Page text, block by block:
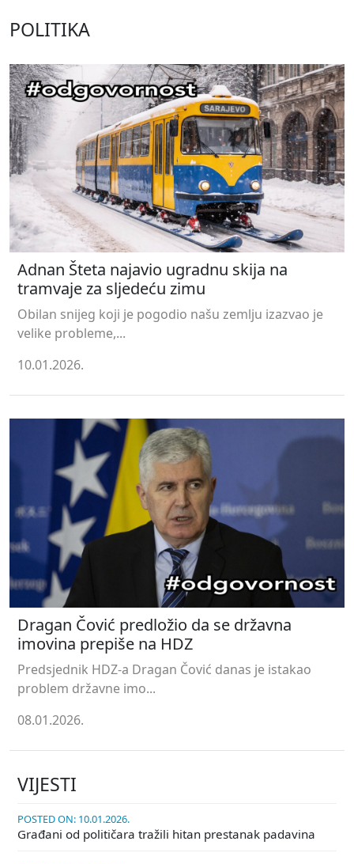
POLITIKA
Adnan Šteta najavio ugradnu skija na
tramvaje za sljedeću zimu
Obilan snijeg koji je pogodio našu zemlju izazvao je
velike probleme,...
10.01.2026.
Dragan Čović predložio da se državna
imovina prepiše na HDZ
Predsjednik HDZ-a Dragan Čović danas je istakao
problem državne imo...
08.01.2026.
VIJESTI
POSTED ON: 10.01.2026.
Građani od političara tražili hitan prestanak padavina